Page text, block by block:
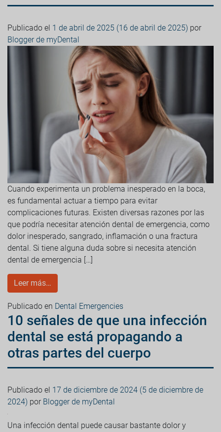
Publicado el 1 de abril de 2025 (16 de abril de 2025) por
Blogger de myDental
Cuando experimenta un problema inesperado en la boca,
es fundamental actuar a tiempo para evitar
complicaciones futuras. Existen diversas razones por las
que podría necesitar atención dental de emergencia, como
dolor inesperado, sangrado, inflamación o una fractura
dental. Si tiene alguna duda sobre si necesita atención
dental de emergencia […]
Leer más…
Publicado en Dental Emergencies
10 señales de que una infección
dental se está propagando a
otras partes del cuerpo
Publicado el 17 de diciembre de 2024 (5 de diciembre de
2024) por Blogger de myDental
Una infección dental puede causar bastante dolor y